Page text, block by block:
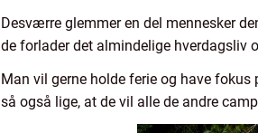
Desværre glemmer en del mennesker
de forlader det almindelige hverdagsliv
Man vil gerne holde ferie og have
så også lige, at de vil alle de andre